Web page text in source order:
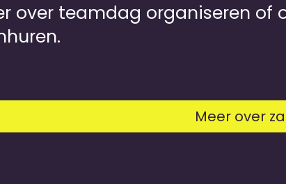
over teamdag organiseren of
.
Meer over